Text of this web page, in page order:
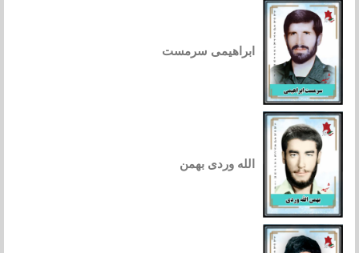
ابراهیمی سرمست
الله وردی بهمن